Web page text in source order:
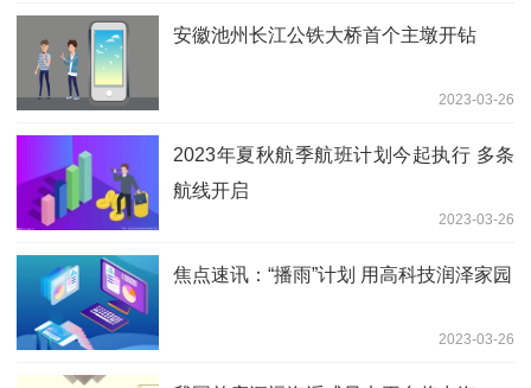
安徽池州长江公铁大桥首个主墩开钻
2023-03-26
2023年夏秋航季航班计划今起执行 多条
航线开启
2023-03-26
焦点速讯：“播雨”计划 用高科技润泽家园
2023-03-26